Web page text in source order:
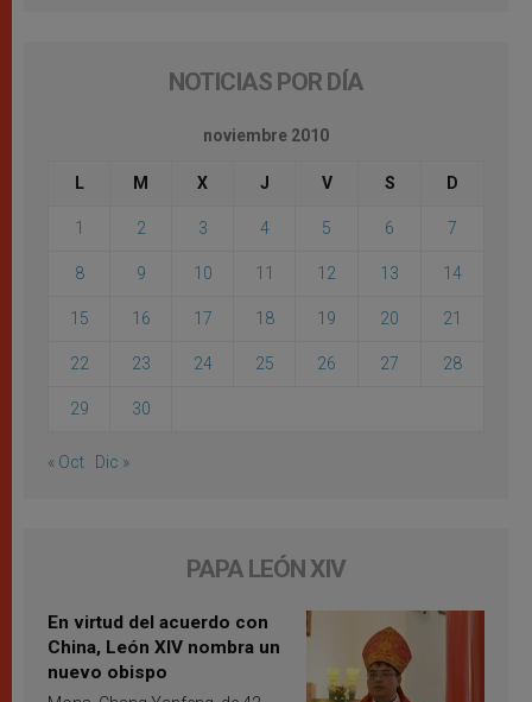
NOTICIAS POR DÍA
noviembre 2010
L M X J V S D
1 2 3 4 5 6 7
8 9 10 11 12 13 14
15 16 17 18 19 20 21
22 23 24 25 26 27 28
29 30
« Oct Dic »
PAPA LEÓN XIV
En virtud del acuerdo con
China, León XIV nombra un
nuevo obispo